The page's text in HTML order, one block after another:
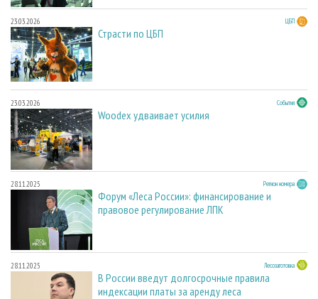
23.03.2026 ЦБП
Страсти по ЦБП
23.03.2026 События
Woodex удваивает усилия
28.11.2025 Регион номера
Форум «Леса России»: финансирование и
правовое регулирование ЛПК
28.11.2025 Лесозаготовка
В России введут долгосрочные правила
индексации платы за аренду леса